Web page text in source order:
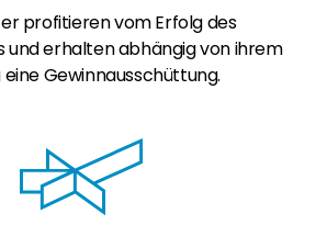
profitieren vom Erfolg des
und erhalten abhängig von ihrem
Gewinnausschüttung.